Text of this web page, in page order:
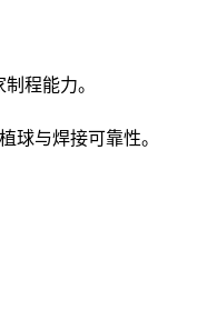
程能力。
球与焊接可靠性。